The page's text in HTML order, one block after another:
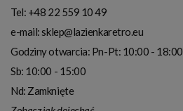
Tel: +48 22 559 10 49
e-mail:sklep@lazienkaretro.eu
Godziny otwarcia: Pn-Pt: 10:00 - 18:00
Sb: 10:00 - 15:00
Nd: Zamknięte